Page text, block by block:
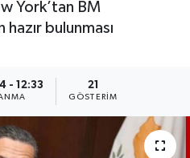
York’tan BM
bulunması
- 12:33 21
GÖSTERIM